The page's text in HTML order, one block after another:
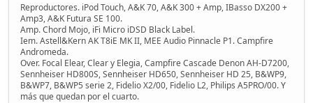
Reproductores. iPod Touch, A&K 70, A&K 300 + Amp, IBasso DX200 +
Amp3, A&K Futura SE 100.
Amp. Chord Mojo, iFi Micro iDSD Black Label.
Iem. Astell&Kern AK T8iE MK II, MEE Audio Pinnacle P1. Campfire
Andromeda.
Over. Focal Elear, Clear y Elegia, Campfire Cascade Denon AH-D7200,
Sennheiser HD800S, Sennheiser HD650, Sennheiser HD 25, B&WP9,
B&WP7, B&WP5 serie 2, Fidelio X2/00, Fidelio L2, Philips A5PRO/00. Y
más que quedan por el cuarto.